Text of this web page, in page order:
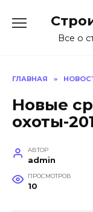
содержаниюВсе о
ГЛАВНАЯ »
Новые
охоты-
АВТОР
admin
ПРОСМОТРОВ
10